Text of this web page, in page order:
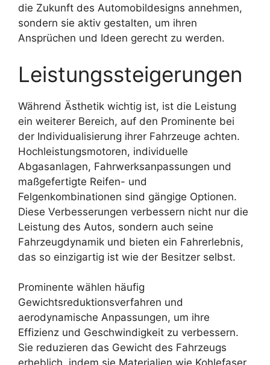
die Zukunft des Automobildesigns annehmen,
sondern sie aktiv gestalten, um ihren
Ansprüchen und Ideen gerecht zu werden.
Leistungssteigerungen
Während Ästhetik wichtig ist, ist die Leistung
ein weiterer Bereich, auf den Prominente bei
der Individualisierung ihrer Fahrzeuge achten.
Hochleistungsmotoren, individuelle
Abgasanlagen, Fahrwerksanpassungen und
maßgefertigte Reifen- und
Felgenkombinationen sind gängige Optionen.
Diese Verbesserungen verbessern nicht nur die
Leistung des Autos, sondern auch seine
Fahrzeugdynamik und bieten ein Fahrerlebnis,
das so einzigartig ist wie der Besitzer selbst.
Prominente wählen häufig
Gewichtsreduktionsverfahren und
aerodynamische Anpassungen, um ihre
Effizienz und Geschwindigkeit zu verbessern.
Sie reduzieren das Gewicht des Fahrzeugs